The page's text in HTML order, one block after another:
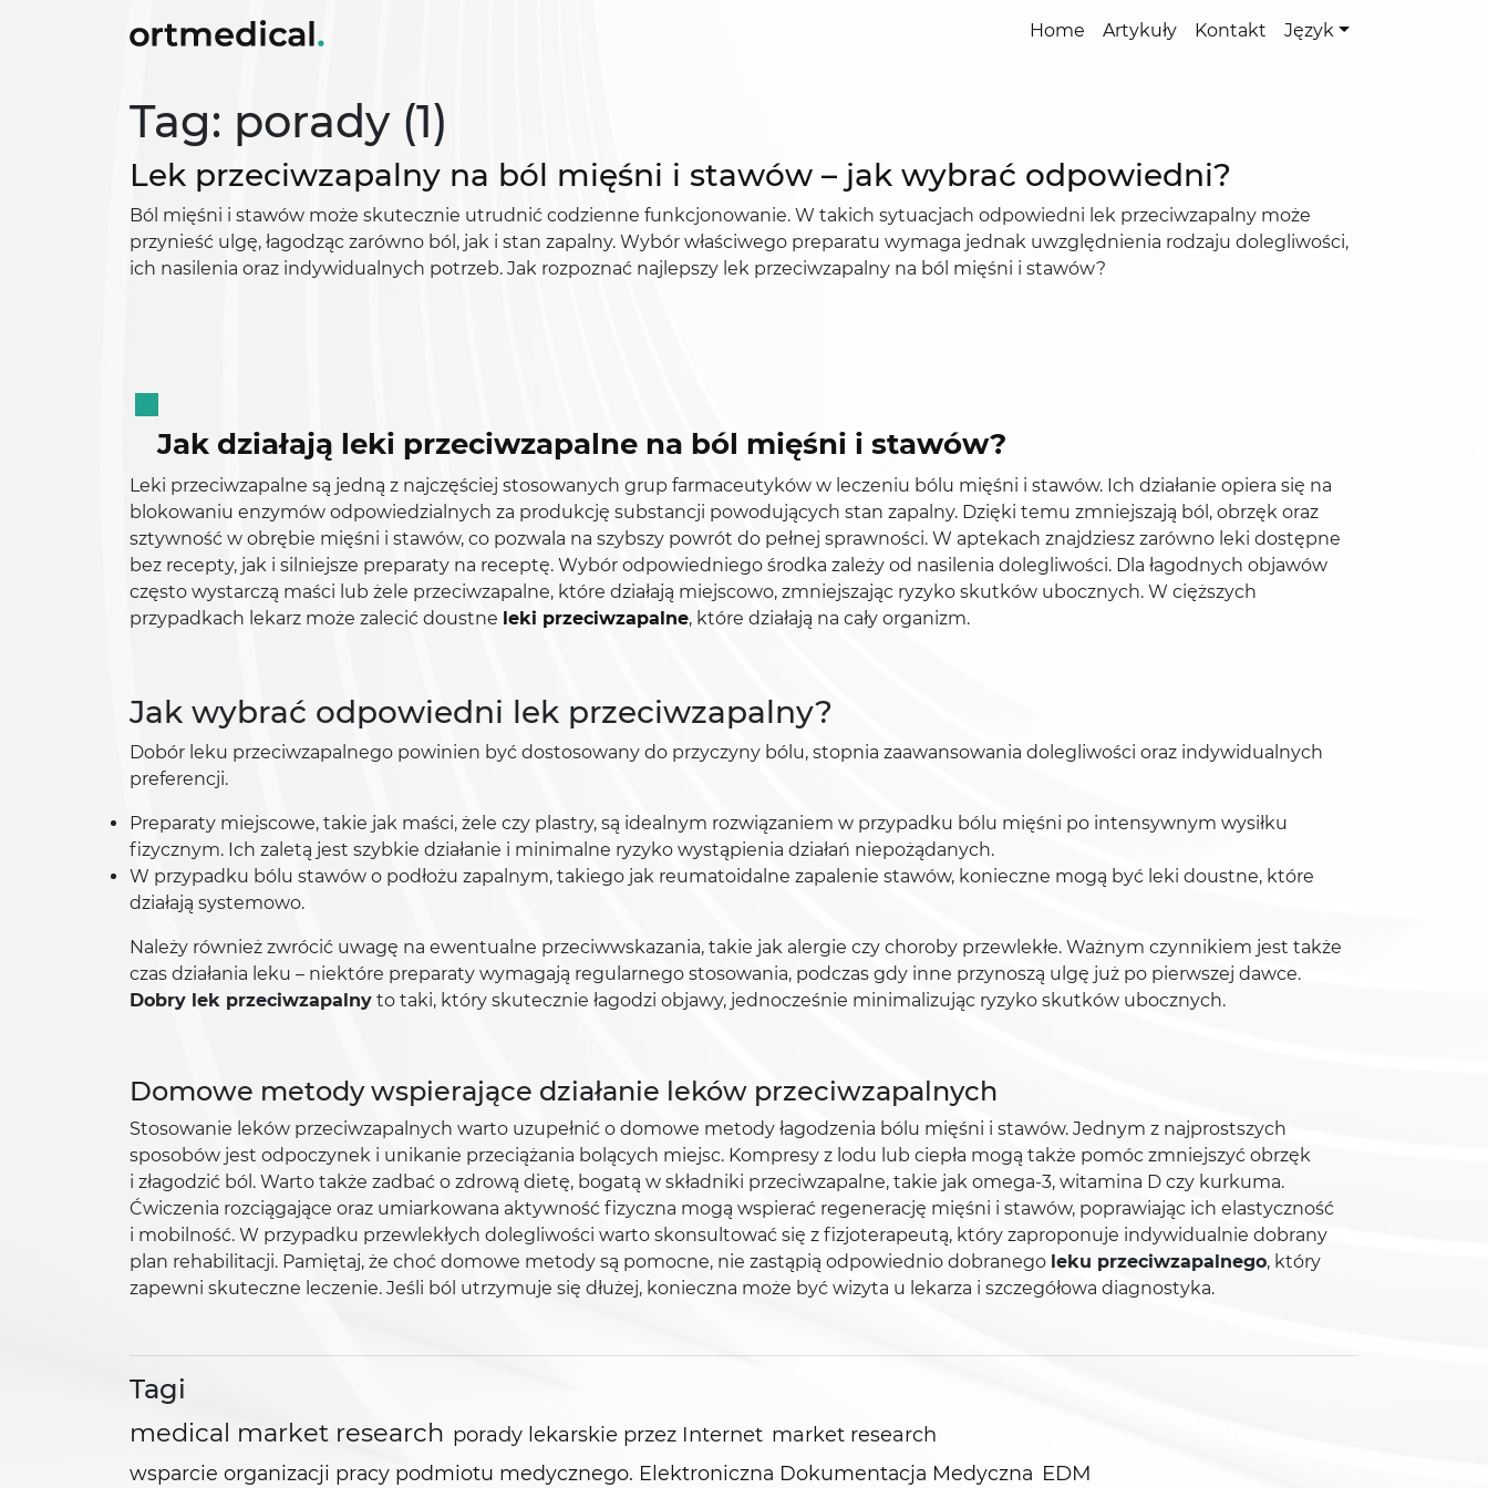
Home Artykuły Kontakt Język
Tag: porady (1)
Lek przeciwzapalny na ból mięśni i stawów – jak wybrać odpowiedni?
Ból mięśni i stawów może skutecznie utrudnić codzienne funkcjonowanie. W takich sytuacjach odpowiedni lek przeciwzapalny może
przynieść ulgę, łagodząc zarówno ból, jak i stan zapalny. Wybór właściwego preparatu wymaga jednak uwzględnienia rodzaju dolegliwości,
ich nasilenia oraz indywidualnych potrzeb. Jak rozpoznać najlepszy lek przeciwzapalny na ból mięśni i stawów?
Jak działają leki przeciwzapalne na ból mięśni i stawów?
Leki przeciwzapalne są jedną z najczęściej stosowanych grup farmaceutyków w leczeniu bólu mięśni i stawów. Ich działanie opiera się na
blokowaniu enzymów odpowiedzialnych za produkcję substancji powodujących stan zapalny. Dzięki temu zmniejszają ból, obrzęk oraz
sztywność w obrębie mięśni i stawów, co pozwala na szybszy powrót do pełnej sprawności. W aptekach znajdziesz zarówno leki dostępne
bez recepty, jak i silniejsze preparaty na receptę. Wybór odpowiedniego środka zależy od nasilenia dolegliwości. Dla łagodnych objawów
często wystarczą maści lub żele przeciwzapalne, które działają miejscowo, zmniejszając ryzyko skutków ubocznych. W cięższych
przypadkach lekarz może zalecić doustne leki przeciwzapalne, które działają na cały organizm.
Jak wybrać odpowiedni lek przeciwzapalny?
Dobór leku przeciwzapalnego powinien być dostosowany do przyczyny bólu, stopnia zaawansowania dolegliwości oraz indywidualnych
preferencji.
Preparaty miejscowe, takie jak maści, żele czy plastry, są idealnym rozwiązaniem w przypadku bólu mięśni po intensywnym wysiłku
fizycznym. Ich zaletą jest szybkie działanie i minimalne ryzyko wystąpienia działań niepożądanych.
W przypadku bólu stawów o podłożu zapalnym, takiego jak reumatoidalne zapalenie stawów, konieczne mogą być leki doustne, które
działają systemowo.
Należy również zwrócić uwagę na ewentualne przeciwwskazania, takie jak alergie czy choroby przewlekłe. Ważnym czynnikiem jest także
czas działania leku – niektóre preparaty wymagają regularnego stosowania, podczas gdy inne przynoszą ulgę już po pierwszej dawce.
Dobry lek przeciwzapalny to taki, który skutecznie łagodzi objawy, jednocześnie minimalizując ryzyko skutków ubocznych.
Domowe metody wspierające działanie leków przeciwzapalnych
Stosowanie leków przeciwzapalnych warto uzupełnić o domowe metody łagodzenia bólu mięśni i stawów. Jednym z najprostszych
sposobów jest odpoczynek i unikanie przeciążania bolących miejsc. Kompresy z lodu lub ciepła mogą także pomóc zmniejszyć obrzęk
i złagodzić ból. Warto także zadbać o zdrową dietę, bogatą w składniki przeciwzapalne, takie jak omega-3, witamina D czy kurkuma.
Ćwiczenia rozciągające oraz umiarkowana aktywność fizyczna mogą wspierać regenerację mięśni i stawów, poprawiając ich elastyczność
i mobilność. W przypadku przewlekłych dolegliwości warto skonsultować się z fizjoterapeutą, który zaproponuje indywidualnie dobrany
plan rehabilitacji. Pamiętaj, że choć domowe metody są pomocne, nie zastąpią odpowiednio dobranego leku przeciwzapalnego, który
zapewni skuteczne leczenie. Jeśli ból utrzymuje się dłużej, konieczna może być wizyta u lekarza i szczegółowa diagnostyka.
Tagi
medical market research porady lekarskie przez Internet market research
wsparcie organizacji pracy podmiotu medycznego. Elektroniczna Dokumentacja Medyczna EDM